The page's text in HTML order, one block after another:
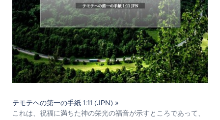
テモテヘの第一の手紙 1:11 (JPN) »
これは、祝福に満ちた神の栄光の福音が示すところであって、